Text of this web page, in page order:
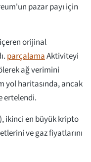
pazar payı için
orijinal
parçalamaAktiviteyi
ağ verimini
yol haritasında, ancak
ertelendi.
ikinci en büyük kripto
ve gaz fiyatlarını